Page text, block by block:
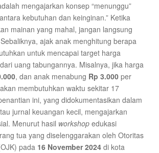
mengajarkan konsep “menunggu”
kebutuhan dan keinginan.” Ketika
mainan yang mahal, jangan langsung
ajak anak menghitung berapa
untuk mencapai target harga
uang tabungannya. Misalnya, jika harga
, dan anak menabung Rp 3.000 per
membutuhkan waktu sekitar 17
ini, yang didokumentasikan dalam
jurnal keuangan kecil, mengajarkan
Menurut hasil workshop edukasi
tua yang diselenggarakan oleh Otoritas
pada 16 November 2024 di kota